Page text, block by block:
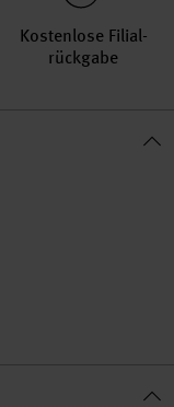
Kosten­lose Filial­
rückgabe